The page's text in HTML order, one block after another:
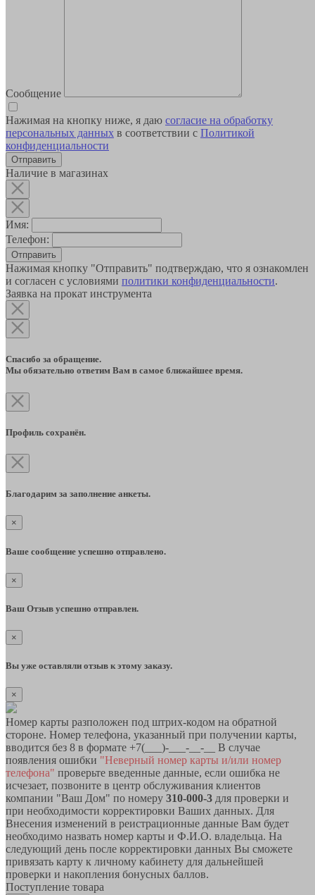
Сообщение
Нажимая на кнопку ниже, я даю согласие на обработку
персональных данных в соответствии с Политикой
конфиденциальности
Наличие в магазинах
Имя:
Телефон:
Отправить
Нажимая кнопку "Отправить" подтверждаю, что я ознакомлен
и согласен с условиями политики конфиденциальности.
Заявка на прокат инструмента
Спасибо за обращение.
Мы обязательно ответим Вам в самое ближайшее время.
Профиль сохранён.
Благодарим за заполнение анкеты.
×
Ваше сообщение успешно отправлено.
×
Ваш Отзыв успешно отправлен.
×
Вы уже оставляли отзыв к этому заказу.
×
Номер карты разположен под штрих-кодом на обратной
стороне. Номер телефона, указанный при получении карты,
вводится без 8 в формате +7(___)-___-__-__ В случае
появления ошибки "Неверный номер карты и/или номер
телефона" проверьте введенные данные, если ошибка не
исчезает, позвоните в центр обслуживания клиентов
компании "Ваш Дом" по номеру 310-000-3 для проверки и
при необходимости корректировки Ваших данных. Для
Внесения изменений в реистрационные данные Вам будет
необходимо назвать номер карты и Ф.И.О. владельца. На
следующий день после корректировки данных Вы сможете
привязать карту к личному кабинету для дальнейшей
проверки и накопления бонусных баллов.
Поступление товара